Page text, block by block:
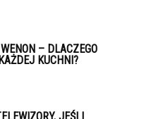
– DLACZEGO
KUCHNI?
JEŚLI